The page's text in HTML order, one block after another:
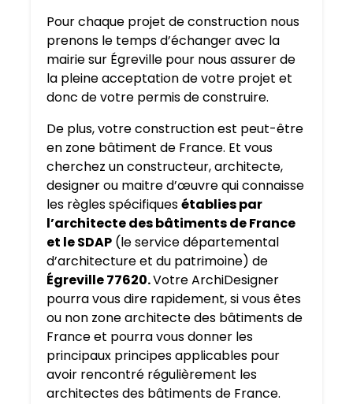
Pour chaque projet de construction nous
prenons le temps d’échanger avec la
mairie sur Égreville pour nous assurer de
la pleine acceptation de votre projet et
donc de votre permis de construire.
De plus, votre construction est peut-être
en zone bâtiment de France. Et vous
cherchez un constructeur, architecte,
designer ou maitre d’œuvre qui connaisse
les règles spécifiquesétablies par
l’architecte des bâtiments de France
et le SDAP (le service départemental
d’architecture et du patrimoine) de
Égreville 77620.Votre ArchiDesigner
pourra vous dire rapidement, si vous êtes
ou non zone architecte des bâtiments de
France et pourra vous donner les
principaux principes applicables pour
avoir rencontré régulièrement les
architectes des bâtiments de France.